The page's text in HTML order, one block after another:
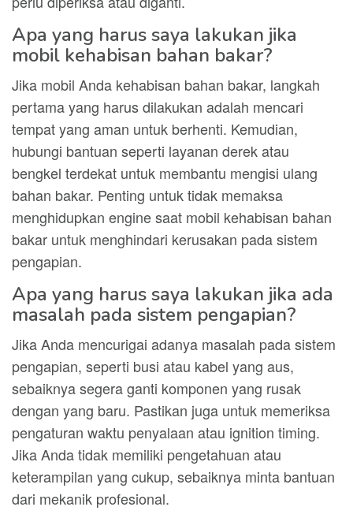
Apa yang harus saya lakukan jika
mobil kehabisan bahan bakar?
Jika mobil Anda kehabisan bahan bakar, langkah
pertama yang harus dilakukan adalah mencari
tempat yang aman untuk berhenti. Kemudian,
hubungi bantuan seperti layanan derek atau
bengkel terdekat untuk membantu mengisi ulang
bahan bakar. Penting untuk tidak memaksa
menghidupkan engine saat mobil kehabisan bahan
bakar untuk menghindari kerusakan pada sistem
pengapian.
Apa yang harus saya lakukan jika ada
masalah pada sistem pengapian?
Jika Anda mencurigai adanya masalah pada sistem
pengapian, seperti busi atau kabel yang aus,
sebaiknya segera ganti komponen yang rusak
dengan yang baru. Pastikan juga untuk memeriksa
pengaturan waktu penyalaan atau ignition timing.
Jika Anda tidak memiliki pengetahuan atau
keterampilan yang cukup, sebaiknya minta bantuan
dari mekanik profesional.